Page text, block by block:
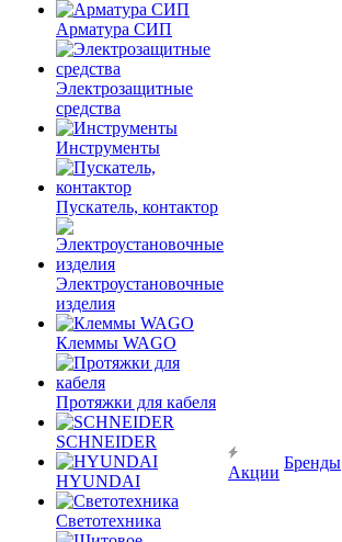
Арматура СИП
Электрозащитные
средства
Инструменты
Пускатель, контактор
Электроустановочные
изделия
Клеммы WAGO
Протяжки для кабеля
SCHNEIDER
HYUNDAI
Светотехника
Акции
Бренды